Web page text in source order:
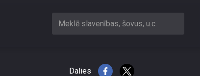
Meklē slavenības, šovus, u.c.
Dalies